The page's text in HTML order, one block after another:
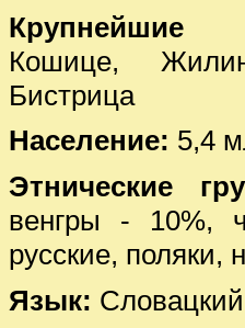
Кошице,
Бистрица
Население: 5,4
Этнические
венгры - 10%,
русские, поляки,
Язык: Словацкий